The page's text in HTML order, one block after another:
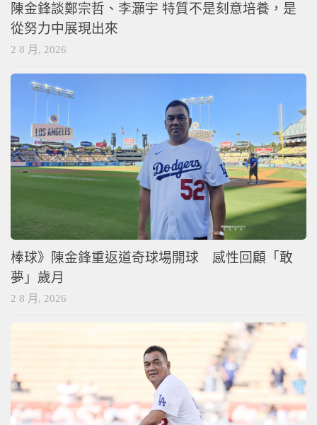
陳金鋒談鄭宗哲、李灝宇 特質不是刻意培養，是
從努力中展現出來
2 8 月, 2026
棒球》陳金鋒重返道奇球場開球 感性回顧「敢
夢」歲月
2 8 月, 2026